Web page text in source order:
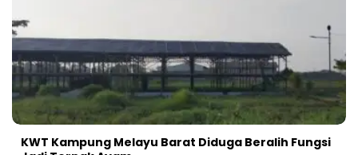
KWT Kampung Melayu Barat Diduga Beralih Fungsi